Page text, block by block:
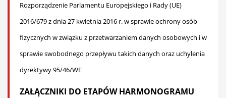
Rozporządzenie Parlamentu Europejskiego i Rady (UE)
2016/679 z dnia 27 kwietnia 2016 r. w sprawie ochrony osób
fizycznych w związku z przetwarzaniem danych osobowych i w
sprawie swobodnego przepływu takich danych oraz uchylenia
dyrektywy 95/46/WE
ZAŁĄCZNIKI DO ETAPÓW HARMONOGRAMU